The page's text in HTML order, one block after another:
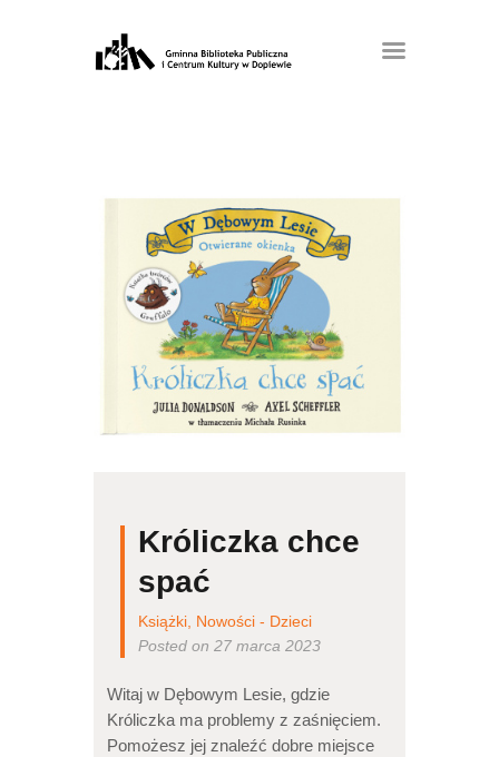
Króliczka chce
spać
Książki Nowości - Dzieci
Posted on 27 marca 2023
Witaj w Dębowym Lesie, gdzie
Króliczka ma problemy z zaśnięciem.
Pomożesz jej znaleźć dobre miejsce